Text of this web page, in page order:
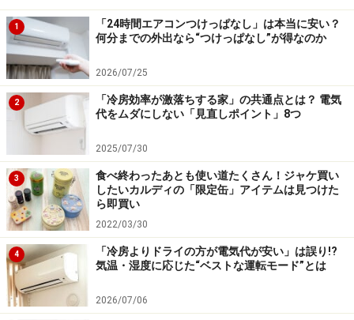
ついているものも多くあります。
保険は一度契約をするとなかなか見直すこともしないと
思いますが、実は補償内容が重複していたり、他社に変
えることで同じ補償でも保険料を安くできたり、さらに
「こんなに補償がなくてもいい」という金額の内容を契
約しているかもしれません。各種保険も一年に一度は見
直すようにしましょう。
1
「24時間エアコンつけっぱなし」は本当に安い？
何分までの外出なら“つけっぱなし”が得なのか
2026/07/25
2
「冷房効率が激落ちする家」の共通点とは？ 電気
代をムダにしない「見直しポイント」8つ
2025/07/30
3
食べ終わったあとも使い道たくさん！ジャケ買い
したいカルディの「限定缶」アイテムは見つけた
ら即買い
2022/03/30
4
「冷房よりドライの方が電気代が安い」は誤り!?
気温・湿度に応じた“ベストな運転モード”とは
2026/07/06